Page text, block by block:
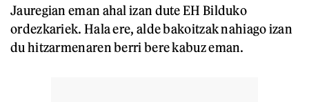
Jauregian eman ahal izan dute EH Bilduko
ordezkariek. Hala ere, alde bakoitzak nahiago izan
du hitzarmenaren berri bere kabuz eman.